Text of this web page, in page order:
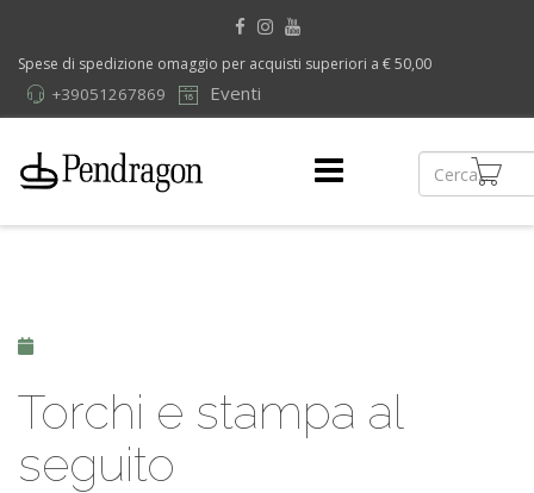
Spese di spedizione omaggio per acquisti superiori a € 50,00
Eventi
+39051267869
Torchi e stampa al
seguito